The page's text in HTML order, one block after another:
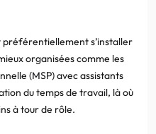
préférentiellement s’installer
organisées comme les
(MSP) avec assistants
du temps de travail, là où
à tour de rôle.